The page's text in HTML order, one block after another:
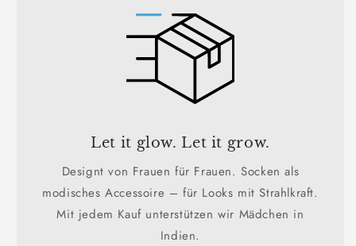
Let it glow. Let it grow.
Designt von Frauen für Frauen. Socken als
modisches Accessoire – für Looks mit Strahlkraft.
Mit jedem Kauf unterstützen wir Mädchen in
Indien.